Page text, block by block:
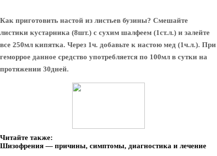
Как приготовить настой из листьев бузины? Смешайте
листики кустарника (8шт.) с сухим шалфеем (1ст.л.) и залейте
все 250мл кипятка. Через 1ч. добавьте к настою мед (1ч.л.). При
геморрое данное средство употребляется по 100мл в сутки на
протяжении 30дней.
Читайте также:
Шизофрения — причины, симптомы, диагностика и лечение